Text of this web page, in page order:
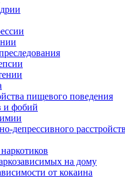
пищевого поведения
и фобий
депрессивного
на дому
от кокаина